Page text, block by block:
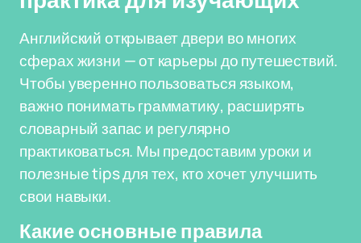
Английский открывает двери во многих
сферах жизни — от карьеры до путешествий.
Чтобы уверенно пользоваться языком,
важно понимать грамматику, расширять
словарный запас и регулярно
практиковаться. Мы предоставим уроки и
полезные tips для тех, кто хочет улучшить
свои навыки.
Какие основные правила